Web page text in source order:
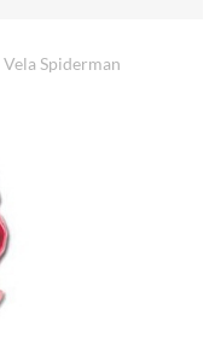
Vela Spiderman